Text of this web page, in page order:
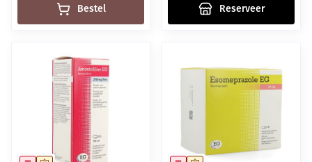
Bestel Reserveer